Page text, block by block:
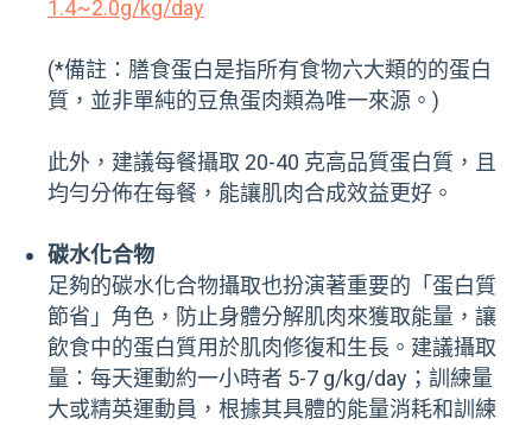
1.4~2.0g/kg/day
(*備註：膳食蛋白是指所有食物六大類的的蛋白
質，並非單純的豆魚蛋肉類為唯一來源。)
此外，建議每餐攝取 20-40 克高品質蛋白質，且
均勻分佈在每餐，能讓肌肉合成效益更好。
碳水化合物
足夠的碳水化合物攝取也扮演著重要的「蛋白質
節省」角色，防止身體分解肌肉來獲取能量，讓
飲食中的蛋白質用於肌肉修復和生長。建議攝取
量：每天運動約一小時者 5-7 g/kg/day；訓練量
大或精英運動員，根據其具體的能量消耗和訓練